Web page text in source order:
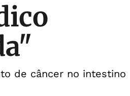
de câncer no intestino